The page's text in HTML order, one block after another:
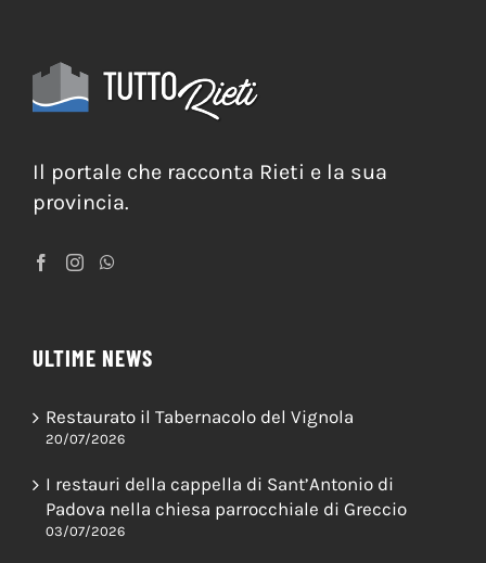
Il portale che racconta Rieti e la sua
provincia.
ULTIME NEWS
Restaurato il Tabernacolo del Vignola
20/07/2026
I restauri della cappella di Sant’Antonio di
Padova nella chiesa parrocchiale di Greccio
03/07/2026